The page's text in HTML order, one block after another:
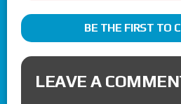
BE THE FIRST TO
LEAVE A